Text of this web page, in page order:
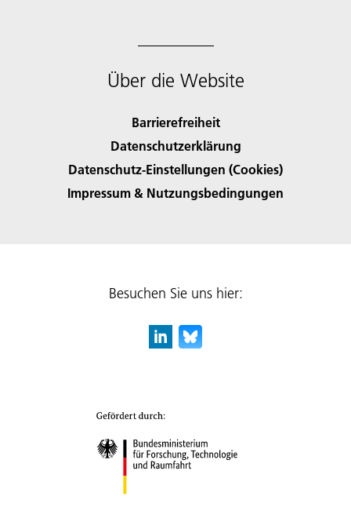
Über die Website
Barrierefreiheit
Datenschutzerklärung
Datenschutz-Einstellungen (Cookies)
Impressum & Nutzungsbedingungen
Besuchen Sie uns hier: